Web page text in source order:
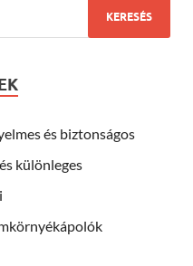
és biztonságos
különleges